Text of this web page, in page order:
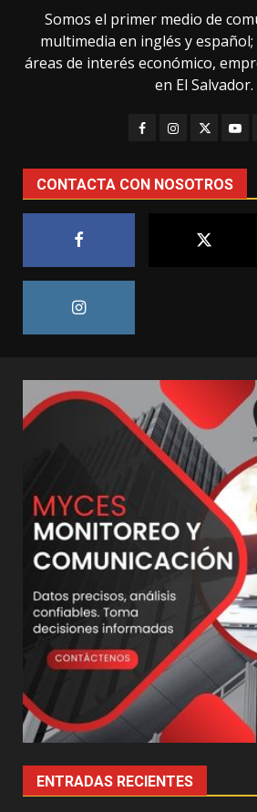
Somos el primer medio de
multimedia en inglés y
áreas de interés económico,
en El Salvador.
CONTACTA CON NOSOTROS
ENTRADAS RECIENTES